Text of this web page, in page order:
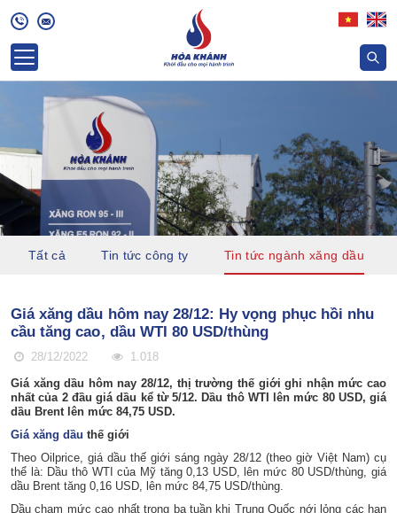
Tất cả Tin tức công ty Tin tức ngành xăng dầu
Giá xăng dầu hôm nay 28/12: Hy vọng phục hồi nhu
cầu tăng cao, dầu WTI 80 USD/thùng
28/12/2022
1.018
Giá xăng dầu hôm nay 28/12, thị trường thế giới ghi nhận mức cao
nhất của 2 đầu giá dầu kể từ 5/12. Dầu thô WTI lên mức 80 USD, giá
dầu Brent lên mức 84,75 USD.
Giá xăng dầu thế giới
Theo Oilprice, giá dầu thế giới sáng ngày 28/12 (theo giờ Việt Nam) cụ
thể là: Dầu thô WTI của Mỹ tăng 0,13 USD, lên mức 80 USD/thùng, giá
dầu Brent tăng 0,16 USD, lên mức 84,75 USD/thùng.
Dầu chạm mức cao nhất trong ba tuần khi Trung Quốc nới lỏng các hạn